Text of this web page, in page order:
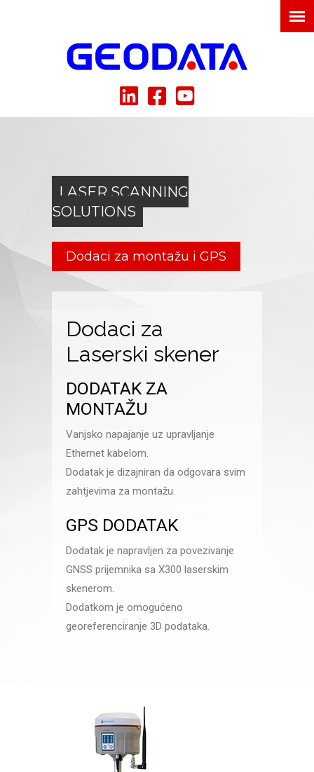
LASER SCANNING
SOLUTIONS
Dodaci za montažu i GPS
Dodaci za
Laserski skener
DODATAK ZA
MONTAŽU
Vanjsko napajanje uz upravljanje
Ethernet kabelom.
Dodatak je dizajniran da odgovara svim
zahtjevima za montažu.
GPS DODATAK
Dodatak je napravljen za povezivanje
GNSS prijemnika sa X300 laserskim
skenerom.
Dodatkom je omogućeno
georeferenciranje 3D podataka.